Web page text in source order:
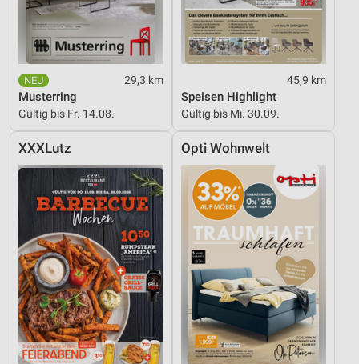
29,3 km
Musterring
Gültig bis Fr. 14.08.
45,9 km
Speisen Highlight
Gültig bis Mi. 30.09.
XXXLutz Opti Wohnwelt